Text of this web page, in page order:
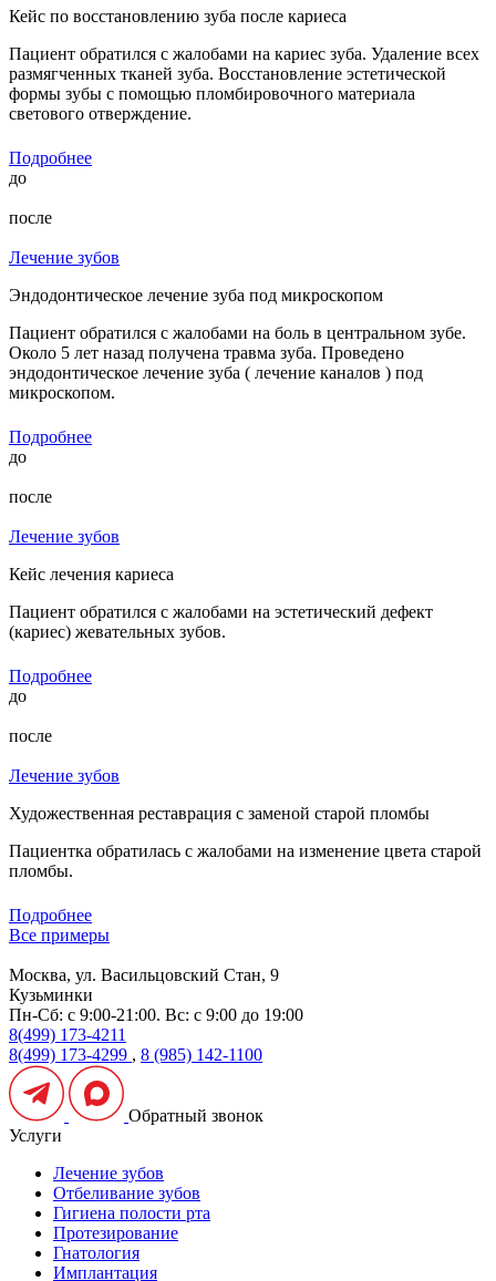
Кейс по восстановлению зуба после кариеса
Пациент обратился с жалобами на кариес зуба. Удаление всех
размягченных тканей зуба. Восстановление эстетической
формы зубы с помощью пломбировочного материала
светового отверждение.
Подробнее
до
после
Лечение зубов
Эндодонтическое лечение зуба под микроскопом
Пациент обратился с жалобами на боль в центральном зубе.
Около 5 лет назад получена травма зуба. Проведено
эндодонтическое лечение зуба ( лечение каналов ) под
микроскопом.
Подробнее
до
после
Лечение зубов
Кейс лечения кариеса
Пациент обратился с жалобами на эстетический дефект
(кариес) жевательных зубов.
Подробнее
до
после
Лечение зубов
Художественная реставрация с заменой старой пломбы
Пациентка обратилась с жалобами на изменение цвета старой
пломбы.
Подробнее
Все примеры
Москва, ул. Васильцовский Стан, 9
Кузьминки
Пн-Сб: с 9:00-21:00. Вс: с 9:00 до 19:00
8(499) 173-4211
8(499) 173-4299 , 8 (985) 142-1100
Обратный звонок
Услуги
Лечение зубов
Отбеливание зубов
Гигиена полости рта
Протезирование
Гнатология
Имплантация